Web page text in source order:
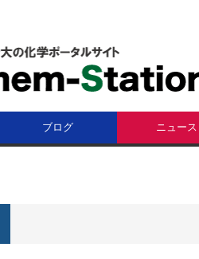
ブログ ニュース